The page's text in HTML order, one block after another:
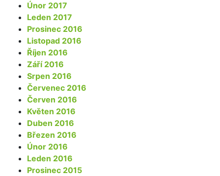
Únor 2017
Leden 2017
Prosinec 2016
Listopad 2016
Říjen 2016
Září 2016
Srpen 2016
Červenec 2016
Červen 2016
Květen 2016
Duben 2016
Březen 2016
Únor 2016
Leden 2016
Prosinec 2015